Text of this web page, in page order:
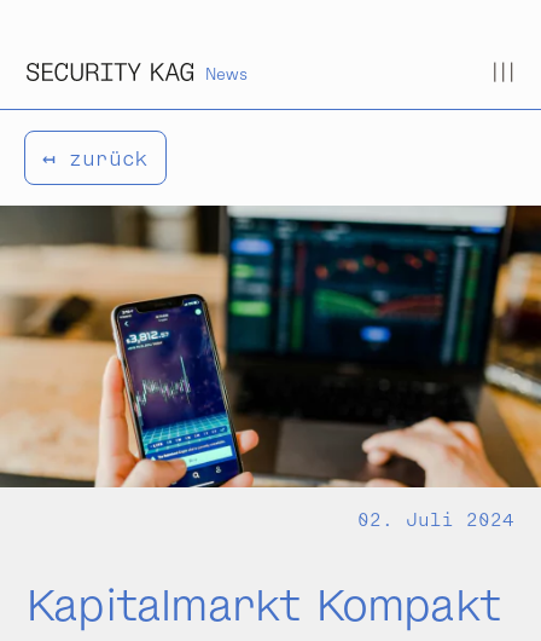
News
↤ zurück
02. Juli 2024
Kapitalmarkt Kompakt